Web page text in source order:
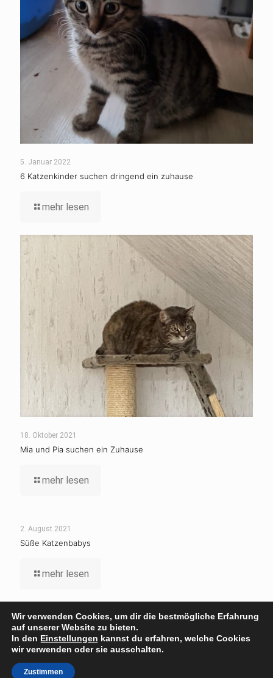
5. Januar 2022
6 Katzenkinder suchen dringend ein zuhause
mehr lesen
18. Oktober 2021
Mia und Pia suchen ein Zuhause
mehr lesen
2. August 2021
Süße Katzenbabys
mehr lesen
© 1960-2020 Tierschutzverein Wolfsburg |
Datenschutz| Website Umsetzung:www.spowa-media.de|
Login
Wir verwenden Cookies, um dir die bestmögliche Erfahrung
auf unserer Website zu bieten.
In den Einstellungen kannst du erfahren, welche Cookies
wir verwenden oder sie ausschalten.
Zustimmen